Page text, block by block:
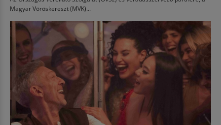
Magyar Vöröskereszt (MVK)...